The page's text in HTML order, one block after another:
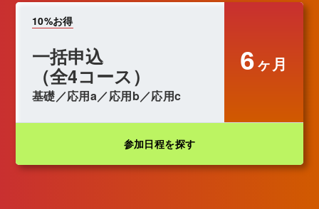
10%お得
一括申込
（全4コース）
基礎／応用a／応用b／応用c
6ヶ月
参加日程を探す